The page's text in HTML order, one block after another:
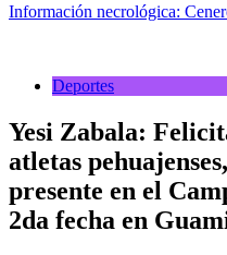
Información necrológica:
Deportes
Yesi Zabala:
atletas
presente en el
2da fecha en